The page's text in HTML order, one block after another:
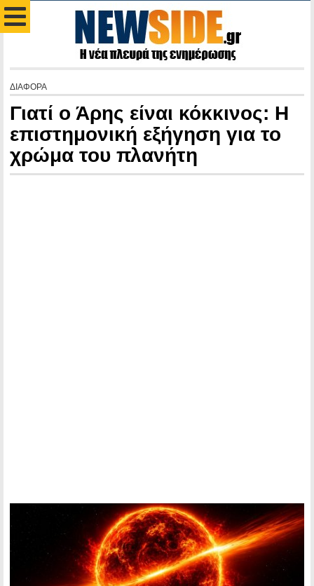
ΔΙΑΦΟΡΑ
Γιατί ο Άρης είναι κόκκινος: Η
επιστημονική εξήγηση για το
χρώμα του πλανήτη